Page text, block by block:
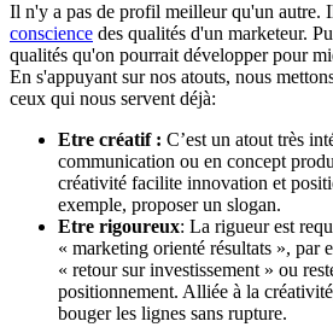
Il n'y a pas de profil meilleur qu'un autre.
conscience des qualités d'un marketeur.
qualités qu'on pourrait développer pour
En s'appuyant sur nos atouts, nous
ceux qui nous servent déjà:
Etre créatif : C’est un atout très
communication ou en concept
créativité facilite innovation et
exemple, proposer un slogan.
Etre rigoureux: La rigueur est
« marketing orienté résultats », par
« retour sur investissement » ou
positionnement. Alliée à la
bouger les lignes sans rupture.